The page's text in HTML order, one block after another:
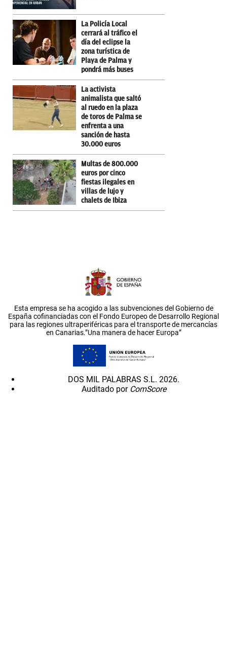
La Policía Local
cerrará al tráfico el
día del eclipse la
zona turística de
Playa de Palma y
pondrá más buses
La activista
animalista que saltó
al ruedo en la plaza
de toros de Palma se
enfrenta a una
sanción de hasta
30.000 euros
Multas de 800.000
euros por cinco
fiestas ilegales en
villas de lujo y
chalets de Ibiza
Esta empresa se ha acogido a las subvenciones del Gobierno de
España cofinanciadas con el Fondo Europeo de Desarrollo Regional
para las regiones ultraperiféricas para el transporte de mercancías
en Canarias.”Una manera de hacer Europa”
DOS MIL PALABRAS S.L. 2026.
Auditado por ComScore